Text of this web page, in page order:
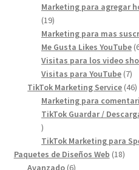
Marketing para agregar
1919
products
Marketing para mas
Me Gusta Likes YouTube
Visitas para los video
Visitas para YouTube 77
TikTok Marketing Service 4646
Marketing para
TikTok Guardar /
12
products
TikTok Marketing para
Paquetes de Diseños Web 1818
Avanzado 66